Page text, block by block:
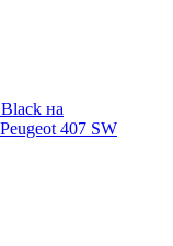
на
407 SW